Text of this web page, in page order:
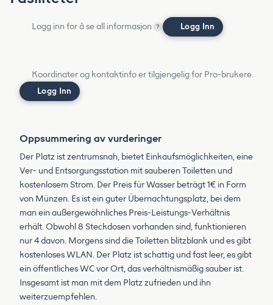
Logg inn for å se all informasjon ? Logg Inn
Koordinater og kontaktinfo er tilgjengelig for Pro-brukere.
Logg Inn
Oppsummering av vurderinger
Der Platz ist zentrumsnah, bietet Einkaufsmöglichkeiten, eine
Ver- und Entsorgungsstation mit sauberen Toiletten und
kostenlosem Strom. Der Preis für Wasser beträgt 1€ in Form
von Münzen. Es ist ein guter Übernachtungsplatz, bei dem
man ein außergewöhnliches Preis-Leistungs-Verhältnis
erhält. Obwohl 8 Steckdosen vorhanden sind, funktionieren
nur 4 davon. Morgens sind die Toiletten blitzblank und es gibt
kostenloses WLAN. Der Platz ist schattig und fast leer, es gibt
ein öffentliches WC vor Ort, das verhältnismäßig sauber ist.
Insgesamt ist man mit dem Platz zufrieden und ihn
weiterzuempfehlen.